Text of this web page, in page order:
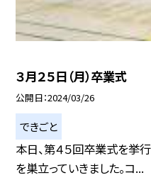
３月２５日（月）卒業式
公開日 2024/03/26
できごと
本日、第４５回卒業式を挙
を巣立っていきました。コ...